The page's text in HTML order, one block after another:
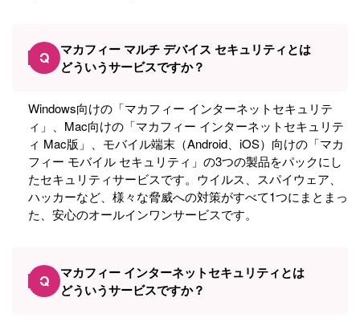
Q
マカフィー マルチ デバイス セキュリティとは
どういうサービスですか？
Windows向けの「マカフィー インターネットセキュリテ
ィ」、Mac向けの「マカフィー インターネットセキュリテ
ィ Mac版」、モバイル端末（Android、iOS）向けの「マカ
フィー モバイル セキュリティ」の3つの製品をパックにし
たセキュリティサービスです。ウイルス、スパイウェア、
ハッカーなど、様々な脅威への対策がすべて1つにまとまっ
た、安心のオールインワンサービスです。
Q
マカフィー インターネットセキュリティとは
どういうサービスですか？